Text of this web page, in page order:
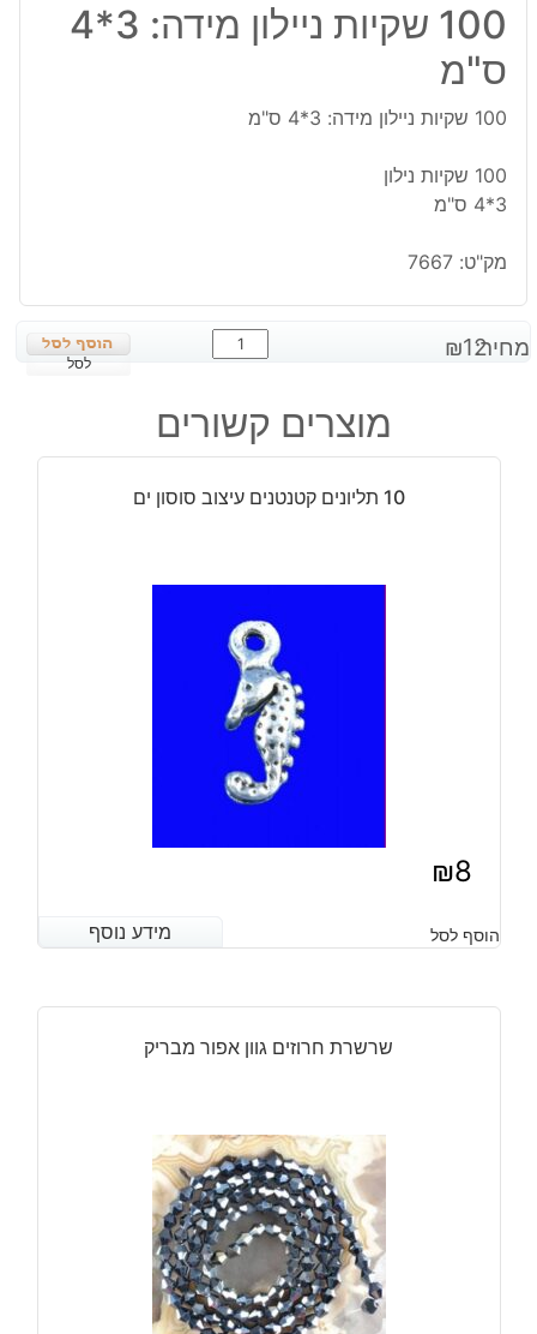
100 שקיות ניילון מידה: 3*4
ס"מ
100 שקיות ניילון מידה: 3*4 ס"מ
100 שקיות נילון
3*4 ס"מ
מק"ט: 7667
מחיר: ₪12
כמות
של
שקיות
ניילון
3*4
לסל
מוצרים קשורים
10 תליונים קטנטנים עיצוב סוסון ים
₪8
מידע נוסף הוסף לסל מידע נוסף
שרשרת חרוזים גוון אפור מבריק